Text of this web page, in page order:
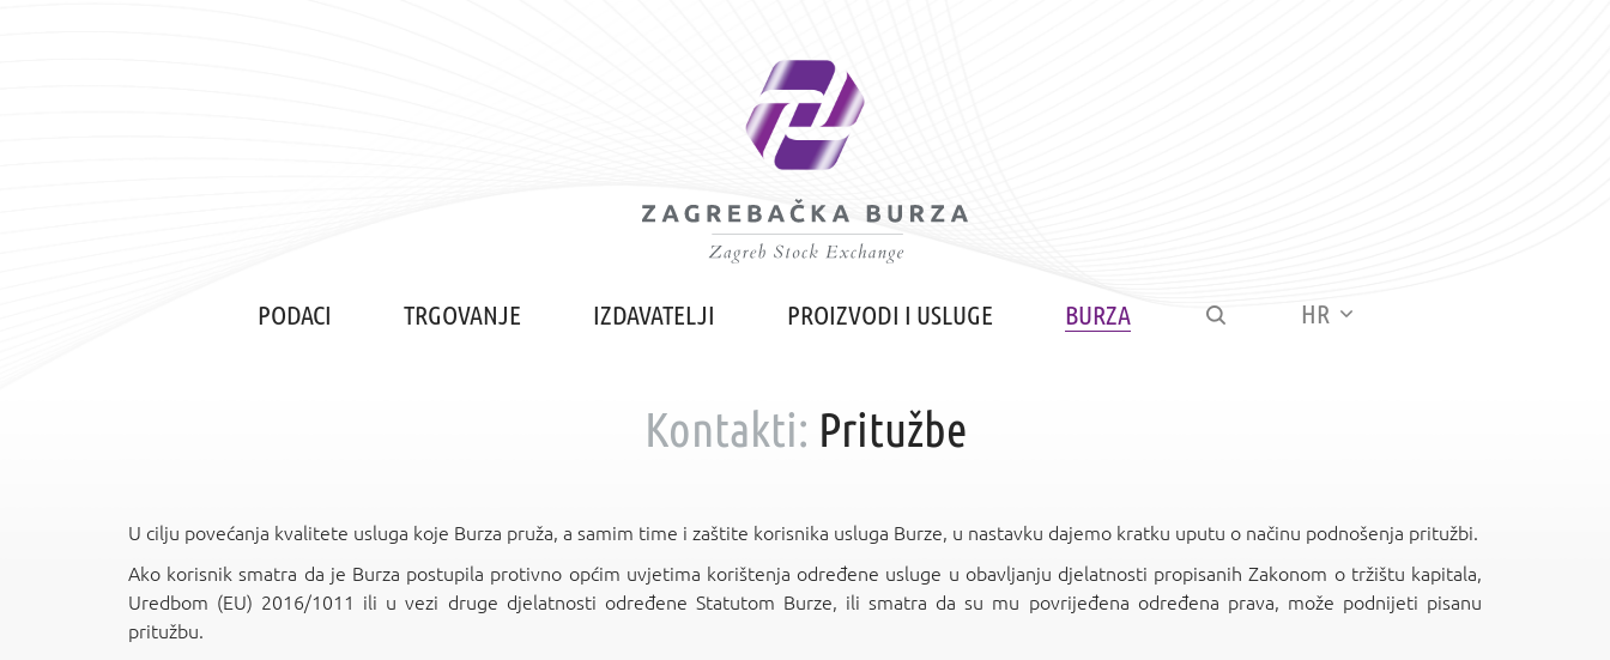
PODACI TRGOVANJE IZDAVATELJI PROIZVODI I USLUGE BURZA HR
Kontakti: Pritužbe
U cilju povećanja kvalitete usluga koje Burza pruža, a samim time i zaštite korisnika usluga Burze, u nastavku dajemo kratku uputu o načinu podnošenja pritužbi.
Ako korisnik smatra da je Burza postupila protivno općim uvjetima korištenja određene usluge u obavljanju djelatnosti propisanih Zakonom o tržištu kapitala,
Uredbom (EU) 2016/1011 ili u vezi druge djelatnosti određene Statutom Burze, ili smatra da su mu povrijeđena određena prava, može podnijeti pisanu
pritužbu.